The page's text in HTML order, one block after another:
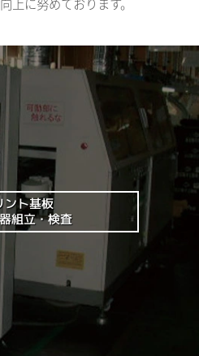
ント基板
組立・検査